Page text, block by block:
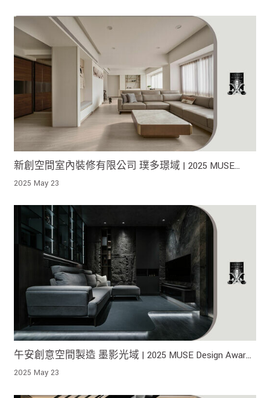
新創空間室內裝修有限公司 璞多璟域 | 2025 MUSE
Design Awards 榮獲銀獎！
2025 May 23
午安創意空間製造 墨影光域 | 2025 MUSE Design Awards
榮獲銀獎！
2025 May 23